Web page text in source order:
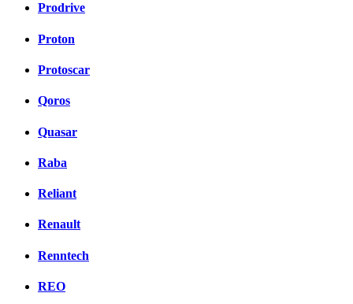
Prodrive
Proton
Protoscar
Qoros
Quasar
Raba
Reliant
Renault
Renntech
REO